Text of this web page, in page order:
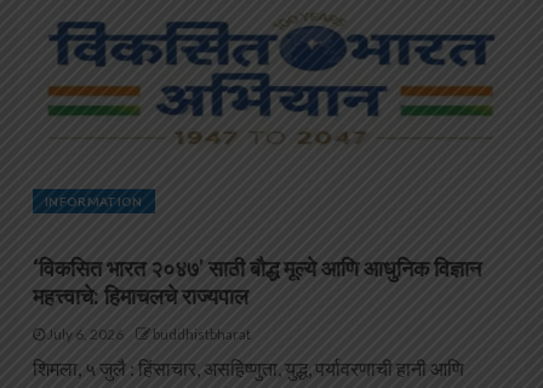
INFORMATION
‘विकसित भारत २०४७’ साठी बौद्ध मूल्ये आणि आधुनिक विज्ञान
महत्त्वाचे: हिमाचलचे राज्यपाल
July 6, 2026 buddhistbharat
शिमला, ५ जुलै : हिंसाचार, असहिष्णुता, युद्ध, पर्यावरणाची हानी आणि